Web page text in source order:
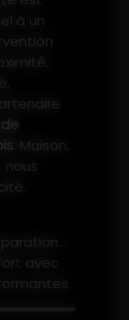
à un
. Maison,
nous
avec